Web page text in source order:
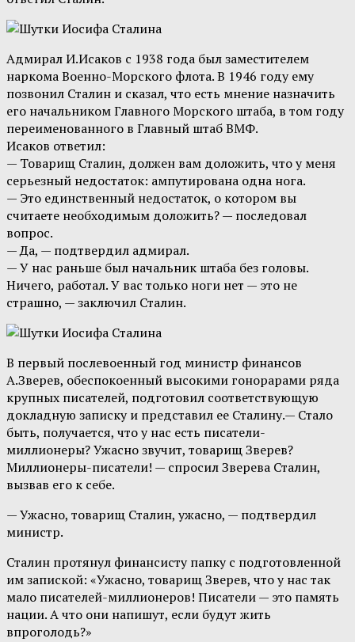
Адмирал И.Исаков с 1938 года был заместителем
наркома Военно-Морского флота. В 1946 году ему
позвонил Сталин и сказал, что есть мнение назначить
его начальником Главного Морского штаба, в том году
переименованного в Главный штаб ВМФ.
Исаков ответил:
— Товарищ Сталин, должен вам доложить, что у меня
серьезный недостаток: ампутирована одна нога.
— Это единственный недостаток, о котором вы
считаете необходимым доложить? — последовал
вопрос.
— Да, — подтвердил адмирал.
— У нас раньше был начальник штаба без головы.
Ничего, работал. У вас только ноги нет — это не
страшно, — заключил Сталин.
В первый послевоенный год министр финансов
А.Зверев, обеспокоенный высокими гонорарами ряда
крупных писателей, подготовил соответствующую
докладную записку и представил ее Сталину.— Стало
быть, получается, что у нас есть писатели-
миллионеры? Ужасно звучит, товарищ Зверев?
Миллионеры-писатели! — спросил Зверева Сталин,
вызвав его к себе.
— Ужасно, товарищ Сталин, ужасно, — подтвердил
министр.
Сталин протянул финансисту папку с подготовленной
им запиской: «Ужасно, товарищ Зверев, что у нас так
мало писателей-миллионеров! Писатели — это память
нации. А что они напишут, если будут жить
впроголодь?»